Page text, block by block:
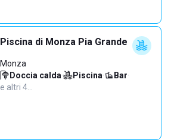
Piscina di Monza Pia Grande
Monza
Doccia calda· Piscina· Bar·
e altri 4…